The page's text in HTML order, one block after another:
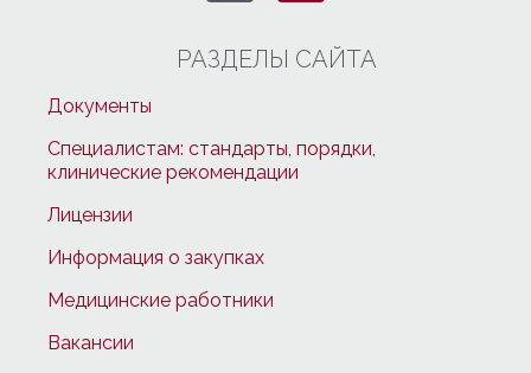
РАЗДЕЛЫ САЙТА
Документы
Специалистам: стандарты, порядки,
клинические рекомендации
Лицензии
Информация о закупках
Медицинские работники
Вакансии